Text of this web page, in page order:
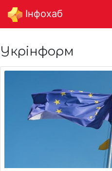
Інфохаб
Укрінформ